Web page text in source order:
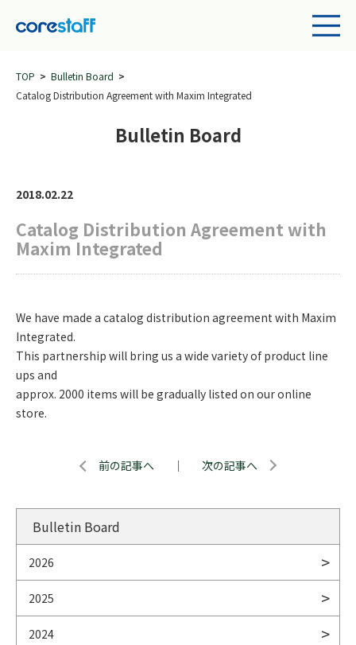
TOP
Bulletin Board
Catalog Distribution Agreement with Maxim Integrated
Bulletin Board
2018.02.22
Catalog Distribution Agreement with
Maxim Integrated
We have made a catalog distribution agreement with Maxim
Integrated.
This partnership will bring us a wide variety of product line
ups and
approx. 2000 items will be gradually listed on our online
store.
前の記事へ ｜ 次の記事へ
Bulletin Board
2026
2025
2024